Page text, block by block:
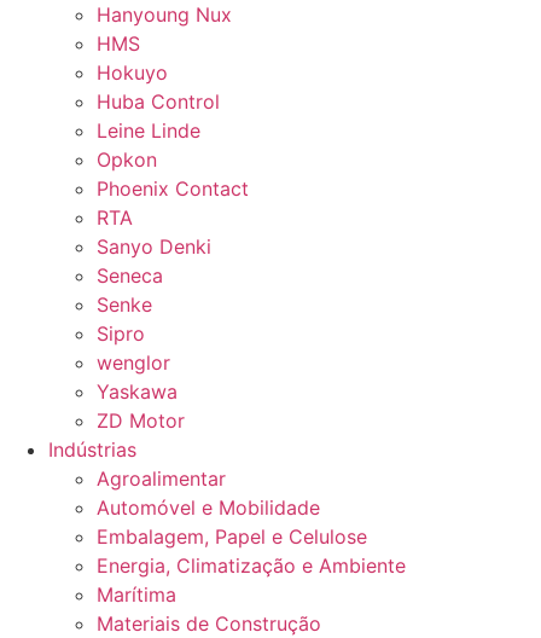
Hanyoung Nux
HMS
Hokuyo
Huba Control
Leine Linde
Opkon
Phoenix Contact
RTA
Sanyo Denki
Seneca
Senke
Sipro
wenglor
Yaskawa
ZD Motor
Indústrias
Agroalimentar
Automóvel e Mobilidade
Embalagem, Papel e Celulose
Energia, Climatização e Ambiente
Marítima
Materiais de Construção